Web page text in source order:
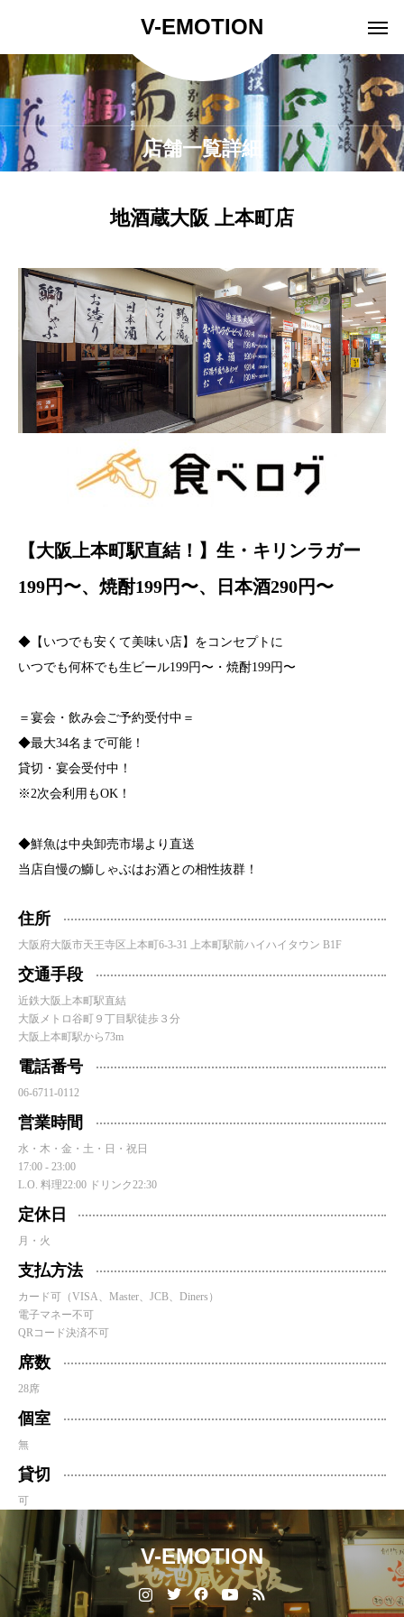
V-EMOTION
店舗一覧詳細
地酒蔵大阪 上本町店
【大阪上本町駅直結！】生・キリンラガー
199円〜、焼酎199円〜、日本酒290円〜
◆【いつでも安くて美味い店】をコンセプトに
いつでも何杯でも生ビール199円〜・焼酎199円〜
＝宴会・飲み会ご予約受付中＝
◆最大34名まで可能！
貸切・宴会受付中！
※2次会利用もOK！
◆鮮魚は中央卸売市場より直送
当店自慢の鰤しゃぶはお酒との相性抜群！
住所
大阪府大阪市天王寺区上本町6-3-31 上本町駅前ハイハイタウン B1F
交通手段
近鉄大阪上本町駅直結
大阪メトロ谷町９丁目駅徒歩３分
大阪上本町駅から73m
電話番号
06-6711-0112
営業時間
水・木・金・土・日・祝日
17:00 - 23:00
L.O. 料理22:00 ドリンク22:30
定休日
月・火
支払方法
カード可（VISA、Master、JCB、Diners）
電子マネー不可
QRコード決済不可
席数
28席
個室
無
貸切
可
V-EMOTION